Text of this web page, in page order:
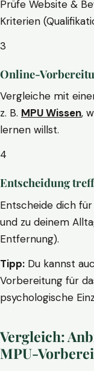
Prüfe Website &
Kriterien
3
Online-
Vergleiche mit
z. B. MPU Wissen,
lernen willst.
4
Entscheidung
Entscheide dich
und zu deinem
Entfernung).
Tipp: Du kannst
Vorbereitung für
psychologische
Vergleich:
MPU-